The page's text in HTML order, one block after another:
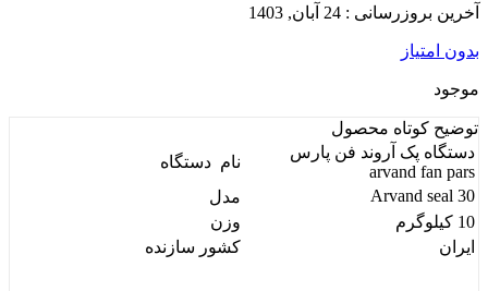
آخرین بروزرسانی : 24 آبان, 1403
بدون امتیاز
موجود
توضیح کوتاه محصول
دستگاه پک آروند فن پارس
arvand fan pars
نام دستگاه
Arvand seal 30
مدل
10 کیلوگرم
وزن
ایران
کشور سازنده